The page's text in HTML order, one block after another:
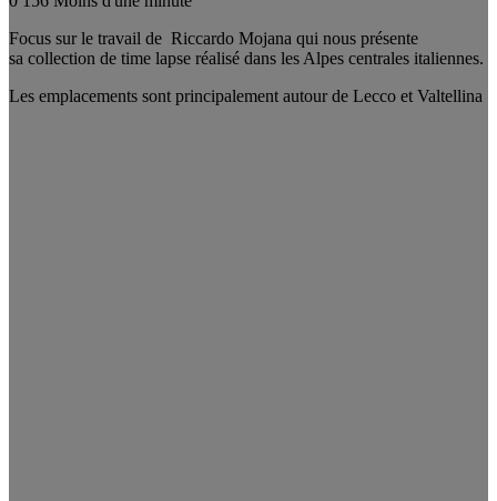
Focus sur le travail de Riccardo Mojana qui nous présente
sa collection de time lapse réalisé dans les Alpes centrales italiennes.
Les emplacements sont principalement autour de Lecco et Valtellina